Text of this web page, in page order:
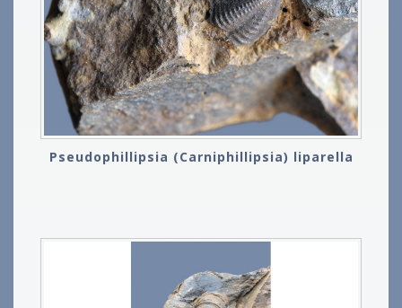
Pseudophillipsia (Carniphillipsia) liparella